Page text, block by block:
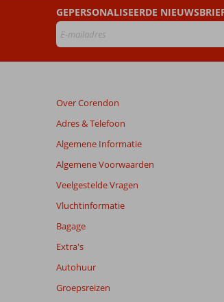
Beoordelingen
die
ouder
zijn
dan
worden
meer
weergegeven
de
relevantie
de
info
GEPERSONALISEERDE
Over Corendon
Adres & Telefoon
Algemene Informatie
Algemene Voorwaarden
Veelgestelde Vragen
Vluchtinformatie
Bagage
Extra's
Autohuur
Groepsreizen